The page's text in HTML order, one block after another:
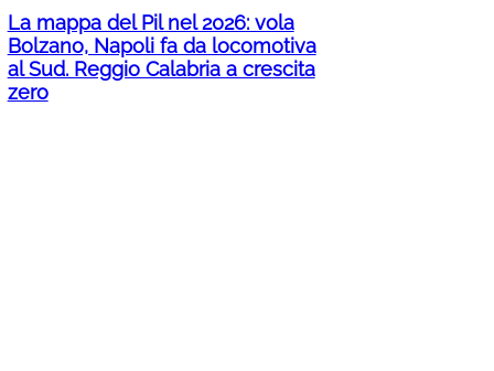
La mappa del Pil nel 2026: vola
Bolzano, Napoli fa da locomotiva
al Sud. Reggio Calabria a crescita
zero